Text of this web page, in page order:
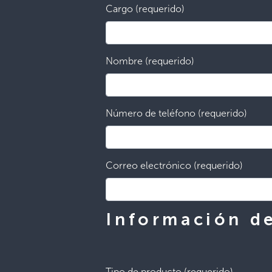
Cargo (requerido)
Nombre (requerido)
Número de teléfono (requerido)
Correo electrónico (requerido)
Información